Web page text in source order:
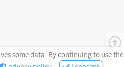
some data. By continuing to use the